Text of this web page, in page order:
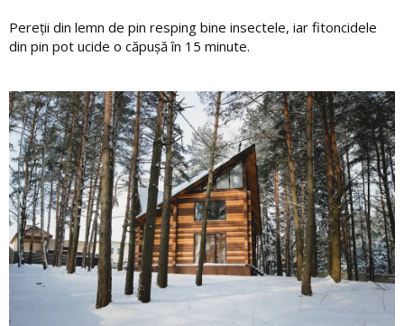
Pereții din lemn de pin resping bine insectele, iar fitoncidele
din pin pot ucide o căpușă în 15 minute.